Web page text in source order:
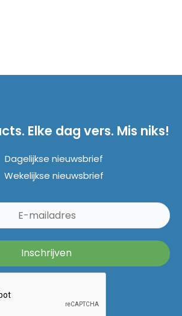
Elke dag vers. Mis niks!
Dagelijkse nieuwsbrief
Wekelijkse nieuwsbrief